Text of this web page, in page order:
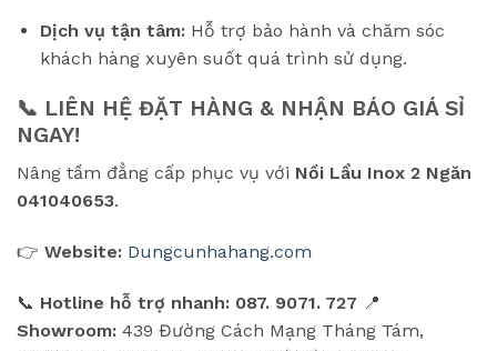
Dịch vụ tận tâm:Hỗ trợ bảo hành và chăm sóc
khách hàng xuyên suốt quá trình sử dụng.
📞 LIÊN HỆ ĐẶT HÀNG & NHẬN BÁO GIÁ SỈ
NGAY!
Nâng tầm đẳng cấp phục vụ với Nồi Lẩu Inox 2 Ngăn
041040653.
👉 Website: Dungcunhahang.com
📞 Hotline hỗ trợ nhanh: 087. 9071. 727 📍
Showroom: 439 Đường Cách Mạng Tháng Tám,